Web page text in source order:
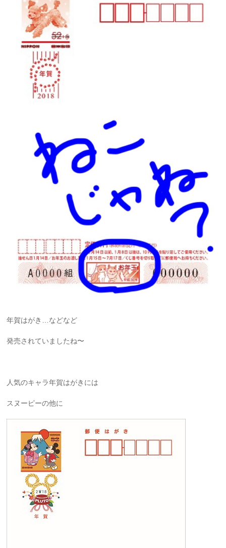
年賀はがき…などなど
発売されていましたね〜
人気のキャラ年賀はがきには
スヌーピーの他に